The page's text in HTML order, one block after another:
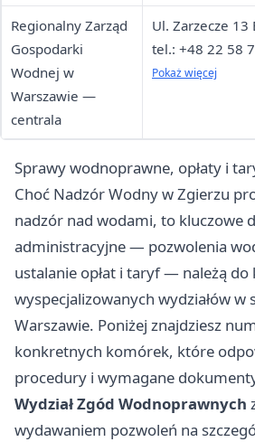
Dyrektora)
ePUAP: /
Regionalny Zarząd
Gospodarki
Wodnej w
Warszawie —
centrala
Ul. Zarzecze 13
tel.: +48 22 58
kontakt
Pokaż więcej
Sprawy wodnoprawne, opłaty i
Choć Nadzór Wodny w Zgierzu
nadzór nad wodami, to kluczowe
administracyjne — pozwolenia
ustalanie opłat i taryf — należą do
wyspecjalizowanych wydziałów w
Warszawie. Poniżej znajdziesz
konkretnych komórek, które
procedury i wymagane
Wydział Zgód Wodnoprawnych
wydawaniem pozwoleń na